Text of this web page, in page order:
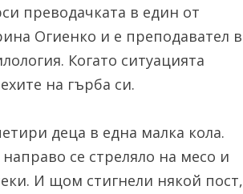
преводачката в един от
Огиенко и е преподавател в
Когато ситуацията
на гърба си.
деца в една малка кола.
се стреляло на месо и
И щом стигнели някой пост,